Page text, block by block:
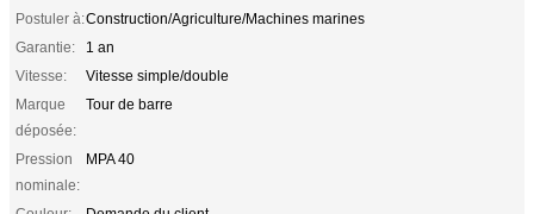
Postuler à:Construction/Agriculture/Machines marines
Garantie:
1 an
Vitesse:
Vitesse simple/double
Marque
déposée:
Tour de barre
Pression
nominale:
MPA 40